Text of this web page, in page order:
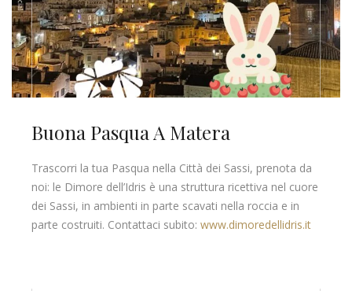
Buona Pasqua A Matera
Trascorri la tua Pasqua nella Città dei Sassi, prenota da
noi: le Dimore dell’Idris è una struttura ricettiva nel cuore
dei Sassi, in ambienti in parte scavati nella roccia e in
parte costruiti. Contattaci subito: www.dimoredellidris.it